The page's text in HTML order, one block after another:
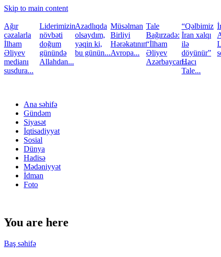
Skip to main content
Ağır
cəzalarla
İlham
Əliyev
medianı
susdura...
Liderimizin
növbəti
doğum
günündə
Allahdan...
Azadlıqda
olsaydım,
yəqin ki,
bu günün...
Müsəlman
Birliyi
Hərəkatının
Avropa...
Tale
Bağırzadə:
“İlham
Əliyev
Azərbaycan...
“Qəlbimiz
İran xalqı
ilə
döyünür”
Hacı
Tale...
Ana səhifə
Gündəm
Siyasət
İqtisadiyyat
Sosial
Dünya
Hadisə
Mədəniyyət
İdman
Foto
You are here
Baş səhifə